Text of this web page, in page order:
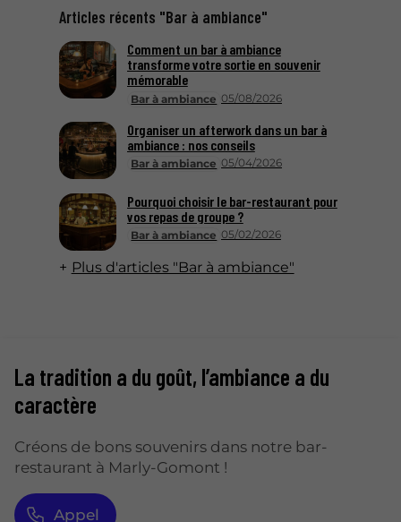
Articles récents "Bar à ambiance"
Bar à ambiance 05/08/2026
Comment un bar à ambiance
transforme votre sortie en souvenir
mémorable
Bar à ambiance 05/04/2026
Organiser un afterwork dans un bar à
ambiance : nos conseils
Bar à ambiance 05/02/2026
Pourquoi choisir le bar-restaurant pour
vos repas de groupe ?
Plus d'articles "Bar à ambiance"
La tradition a du goût, l’ambiance a du
caractère
Créons de bons souvenirs dans notre bar-
restaurant à Marly-Gomont !
Appel